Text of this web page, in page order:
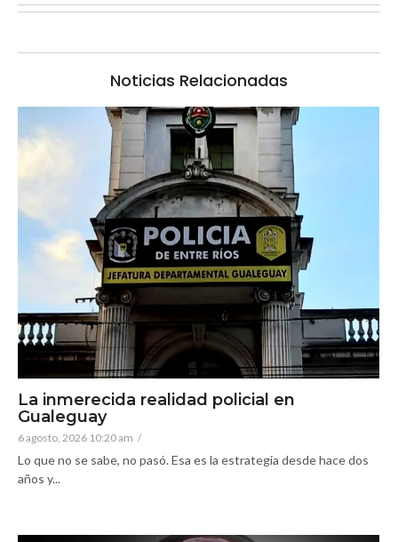
Noticias Relacionadas
La inmerecida realidad policial en
Gualeguay
6 agosto, 2026 10:20 am /
Lo que no se sabe, no pasó. Esa es la estrategia desde hace dos
años y...